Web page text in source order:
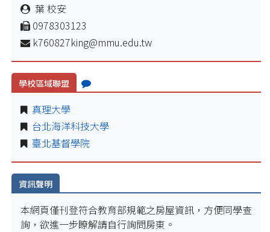
葉 校安
0978303123
k760827king@mmu.edu.tw
學校區域聯盟
真理大學
台北海洋科技大學
臺北基督學院
資訊聲明
本網頁僅刊登符合教育部規範之房屋資訊，方便同學查
詢，欲進一步瞭解請自行詢問房東。